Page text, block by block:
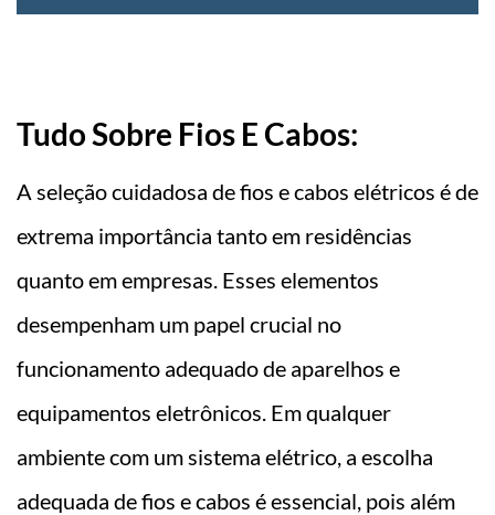
Tudo Sobre Fios E Cabos:
A seleção cuidadosa de fios e cabos elétricos é de
extrema importância tanto em residências
quanto em empresas. Esses elementos
desempenham um papel crucial no
funcionamento adequado de aparelhos e
equipamentos eletrônicos. Em qualquer
ambiente com um sistema elétrico, a escolha
adequada de fios e cabos é essencial, pois além